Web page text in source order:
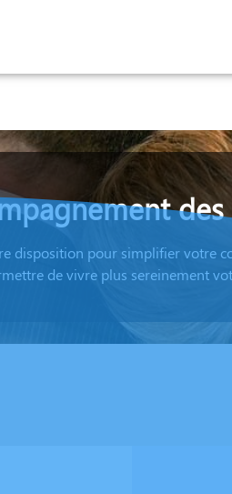
disposition pour simplifier votre
de vivre plus sereinement